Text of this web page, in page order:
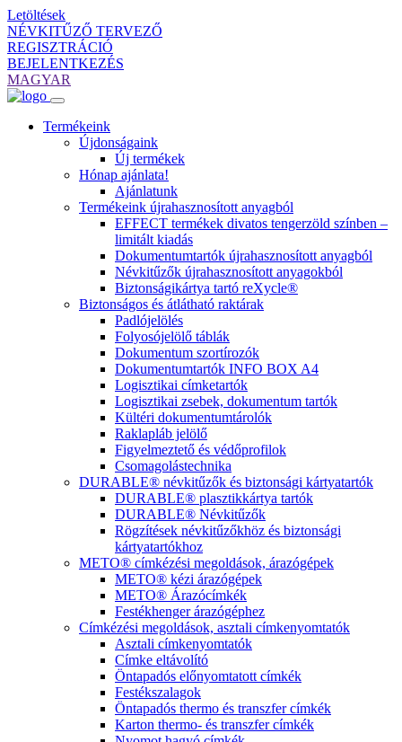
Letöltések
NÉVKITŰZŐ TERVEZŐ
REGISZTRÁCIÓ
BEJELENTKEZÉS
MAGYAR
Termékeink
Újdonságaink
Új termékek
Hónap ajánlata!
Ajánlatunk
Termékeink újrahasznosított anyagból
EFFECT termékek divatos tengerzöld színben –
limitált kiadás
Dokumentumtartók újrahasznosított anyagból
Névkitűzők újrahasznosított anyagokból
Biztonságikártya tartó reXycle®
Biztonságos és átlátható raktárak
Padlójelölés
Folyosójelölő táblák
Dokumentum szortírozók
Dokumentumtartók INFO BOX A4
Logisztikai címketartók
Logisztikai zsebek, dokumentum tartók
Kültéri dokumentumtárolók
Raklapláb jelölő
Figyelmeztető és védőprofilok
Csomagolástechnika
DURABLE® névkitűzők és biztonsági kártyatartók
DURABLE® plasztikkártya tartók
DURABLE® Névkitűzők
Rögzítések névkitűzőkhöz és biztonsági
kártyatartókhoz
METO® címkézési megoldások, árazógépek
METO® kézi árazógépek
METO® Árazócímkék
Festékhenger árazógéphez
Címkézési megoldások, asztali címkenyomtatók
Asztali címkenyomtatók
Címke eltávolító
Öntapadós előnyomtatott címkék
Festékszalagok
Öntapadós thermo és transzfer címkék
Karton thermo- és transzfer címkék